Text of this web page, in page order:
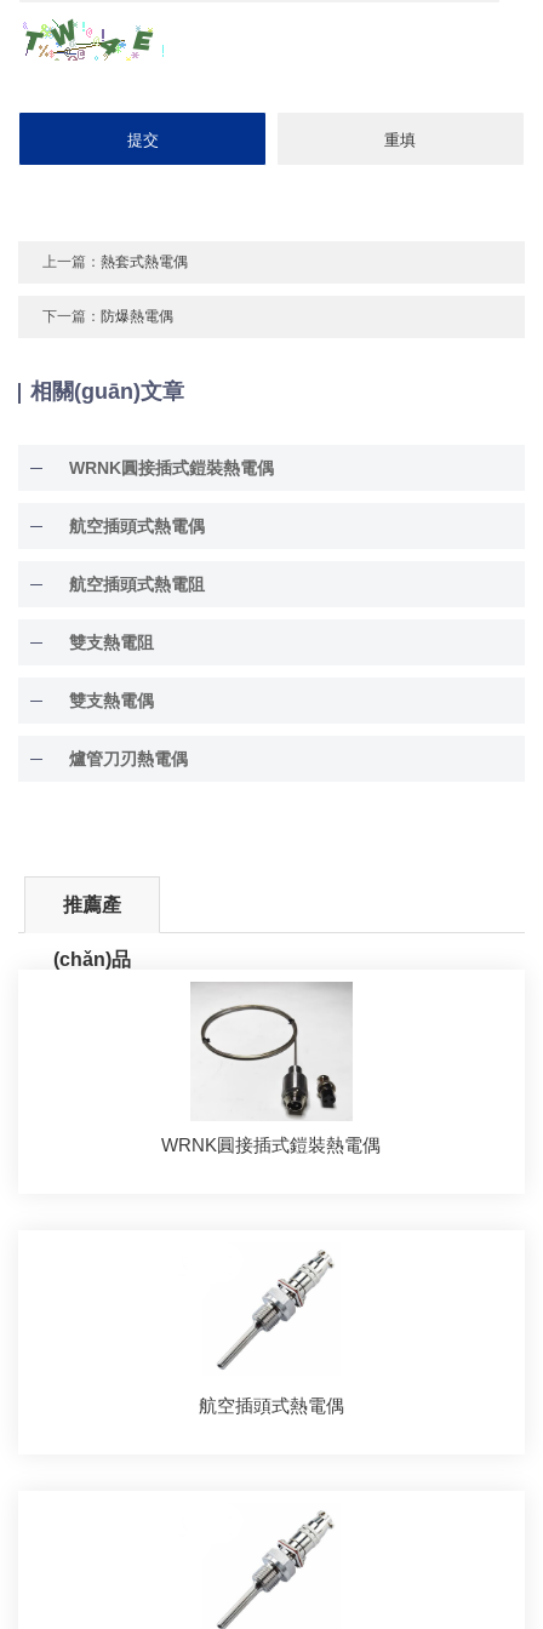
上一篇：熱套式熱電偶
下一篇： 防爆熱電偶
相關(guān)文章
WRNK圓接插式鎧裝熱電偶
航空插頭式熱電偶
航空插頭式熱電阻
雙支熱電阻
雙支熱電偶
爐管刀刃熱電偶
推薦產
(chǎn)品
WRNK圓接插式鎧裝熱電偶
航空插頭式熱電偶